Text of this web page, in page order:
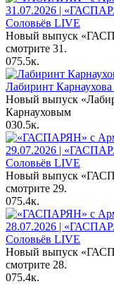
31.07.2026 |
Соловьёв LIVE
Новый выпуск
смотрите 31.
075.5к.
Лабиринт
Новый выпуск
Карнауховым
030.5к.
29.07.2026 |
Соловьёв LIVE
Новый выпуск
смотрите 29.
075.4к.
28.07.2026 |
Соловьёв LIVE
Новый выпуск
смотрите 28.
075.4к.